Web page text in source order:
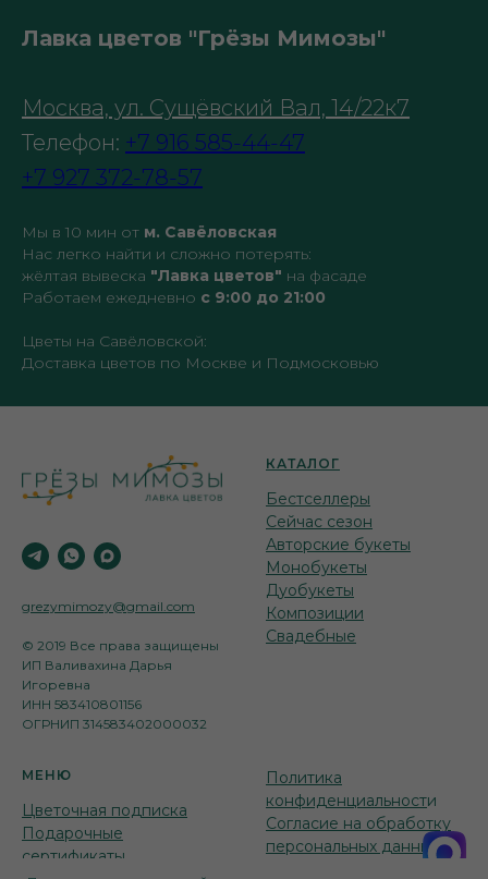
Лавка цветов "Грёзы Мимозы"
Москва, ул. Сущёвский Вал, 14/22к7
Телефон: +7 916 585-44-47
+7 927 372-78-57
Мы в 10 мин от м. Савёловская
Нас легко найти и сложно потерять:
жёлтая вывеска "Лавка цветов" на фасаде
Работаем ежедневно с 9:00 до 21:00
Цветы на Савёловской:
Доставка цветов по Москве и Подмосковью
grezymimozy@gmail.com
© 2019 Все права защищены
ИП Валивахина Дарья
Игоревна
ИНН 583410801156
ОГРНИП 314583402000032
КАТАЛОГ
Бестселлеры
Сейчас сезон
Авторские букеты
Монобукеты
Дуобукеты
Композиции
Свадебные
МЕНЮ
Цветочная подписка
Подарочные
сертификаты
Политика
конфиденциальности
Согласие на обработку
персональных данных